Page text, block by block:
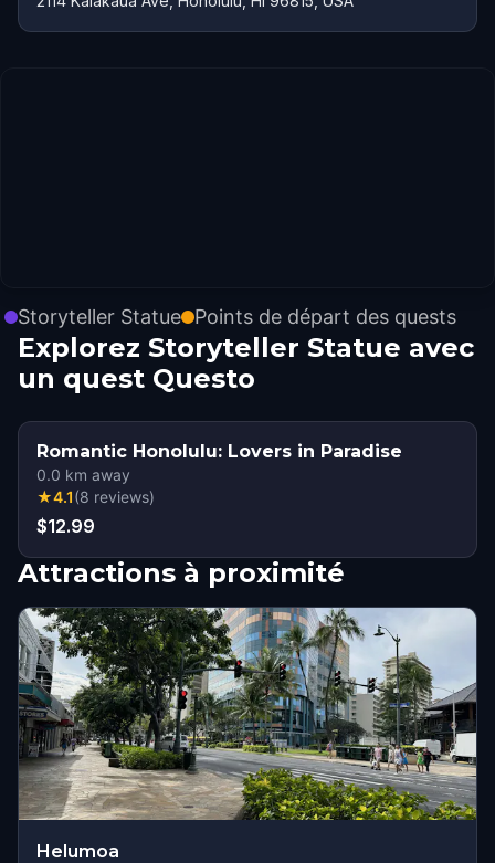
Storyteller Statue Points de départ des quests
Explorez Storyteller Statue avec
un quest Questo
Romantic Honolulu: Lovers in Paradise
0.0 km away
★4.1(8 reviews)
$12.99
Attractions à proximité
Helumoa